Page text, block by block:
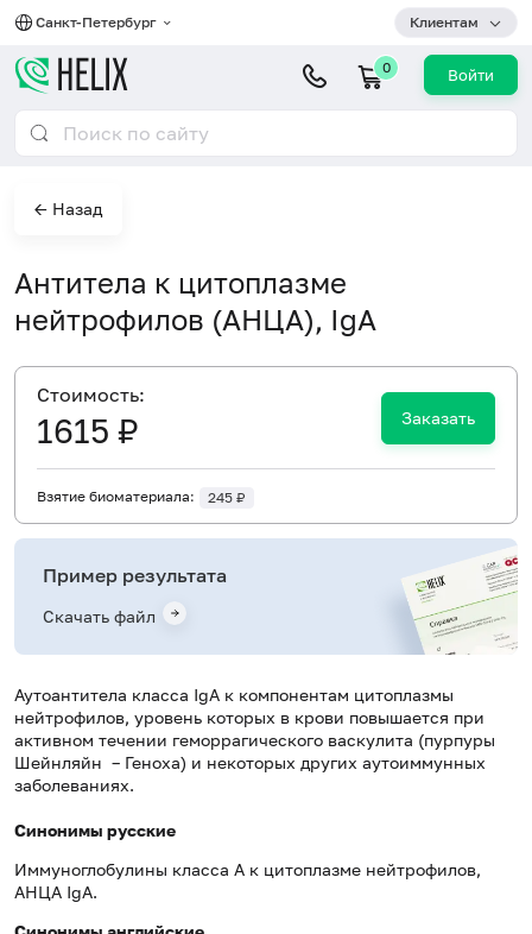
Санкт-Петербург Клиентам
0 Войти
← Назад
Антитела к цитоплазме
нейтрофилов (АНЦА), IgA
Аутоантитела класса IgA к компонентам цитоплазмы
нейтрофилов, уровень которых в крови повышается при
активном течении геморрагического васкулита (пурпуры
Шейнляйн – Геноха) и некоторых других аутоиммунных
заболеваниях.
Синонимы русские
Иммуноглобулины класса А к цитоплазме нейтрофилов,
АНЦА IgA.
Cтоимость:
1615 ₽ Заказать
Взятие биоматериала: 245 ₽
Пример результата
Скачать файл